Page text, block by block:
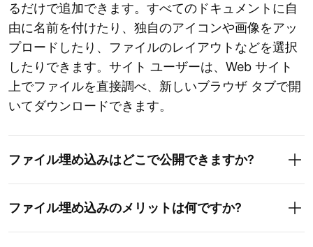
るだけで追加できます。すべてのドキュメントに自
由に名前を付けたり、独自のアイコンや画像をアッ
プロードしたり、ファイルのレイアウトなどを選択
したりできます。サイト ユーザーは、Web サイト
上でファイルを直接調べ、新しいブラウザ タブで開
いてダウンロードできます。
ファイル埋め込みはどこで公開できますか?
ファイル埋め込みのメリットは何ですか?